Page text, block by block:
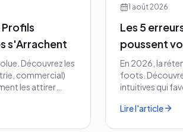
Profils
s'Arrachent
Découvrez les
commercial)
les attirer
1 août 2026
Les 5
poussent
silencieuse
En 2026, la
foots.
intuitives qui
Lire l'article